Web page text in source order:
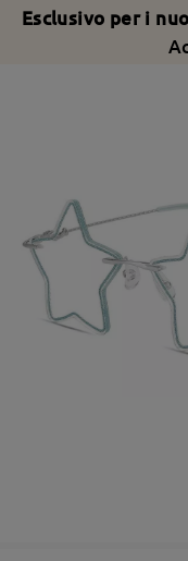
Esclusivo per i